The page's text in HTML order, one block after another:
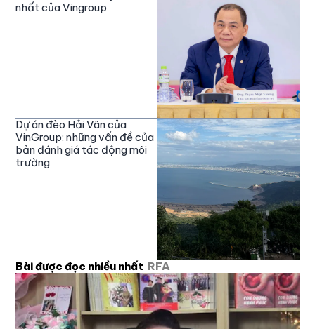
nhất của Vingroup
Dự án đèo Hải Vân của
VinGroup: những vấn đề của
bản đánh giá tác động môi
trường
Bài được đọc nhiều nhất RFA